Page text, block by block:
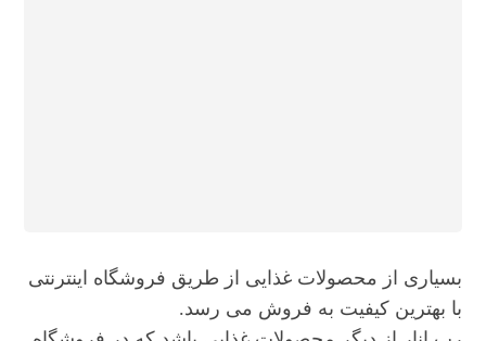
بسیاری از محصولات غذایی از طریق فروشگاه اینترنتی
با بهترین کیفیت به فروش می رسد.